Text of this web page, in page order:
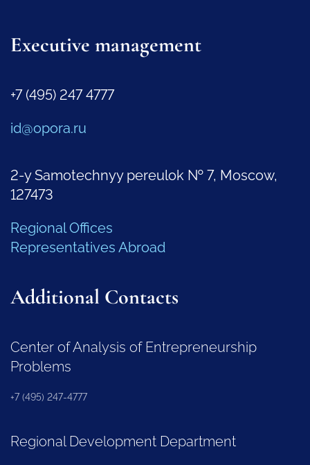
Executive management
+7 (495) 247 4777
id@opora.ru
2-y Samotechnyy pereulok № 7, Moscow,
127473
Regional Offices
Representatives Abroad
Additional Contacts
Center of Analysis of Entrepreneurship
Problems
+7 (495) 247-4777
Regional Development Department